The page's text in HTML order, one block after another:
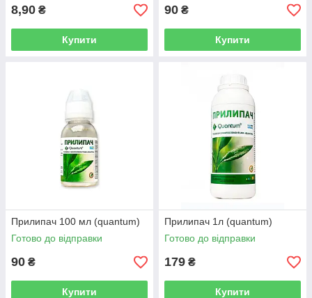
8,90 ₴
Купити
90 ₴
Купити
Прилипач 100 мл (quantum)
Готово до відправки
90 ₴
Купити
Прилипач 1л (quantum)
Готово до відправки
179 ₴
Купити